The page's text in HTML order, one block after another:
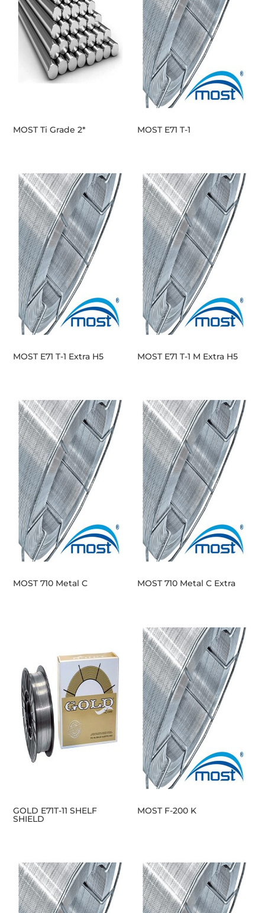
MOST Ti Grade 2* MOST E71 T-1
MOST E71 T-1 Extra H5 MOST E71 T-1 M Extra H5
MOST 710 Metal C MOST 710 Metal C Extra
GOLD E71T-11 SHELF
SHIELD
MOST F-200 K